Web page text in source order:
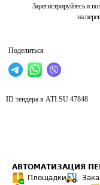
Зарегистрируйтесь и
на
Поделиться
ID тендера в ATI.SU 47848
АВТОМАТИЗАЦИЯ
Площадки